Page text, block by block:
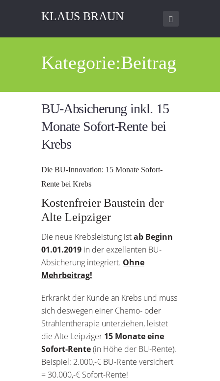
KLAUS BRAUN
Kategorie:Beitrag
BU-Absicherung inkl. 15
Monate Sofort-Rente bei
Krebs
Die BU-Innovation: 15 Monate Sofort-
Rente bei Krebs
Kostenfreier Baustein der
Alte Leipziger
Die neue Krebsleistung istab Beginn
01.01.2019 in der exzellenten BU-
Absicherung integriert. Ohne
Mehrbeitrag!
Erkrankt der Kunde an Krebs und muss
sich deswegen einer Chemo- oder
Strahlentherapie unterziehen, leistet
die Alte Leipziger 15 Monate eine
Sofort-Rente(in Höhe der BU-Rente).
Beispiel: 2.000,-€ BU-Rente versichert
= 30.000,-€ Sofort-Rente!